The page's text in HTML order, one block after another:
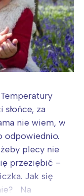
słońce, za
nie wiem, w
odpowiednio.
plecy nie
przeziębić –
Jak się
Na